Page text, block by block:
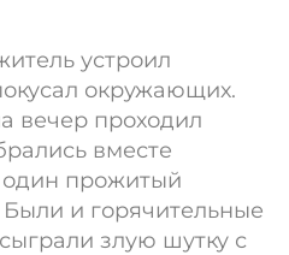
устроил
окружающих.
вечер проходил
вместе
один прожитый
и горячительные
злую шутку с